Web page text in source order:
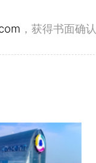
，获得书面确认